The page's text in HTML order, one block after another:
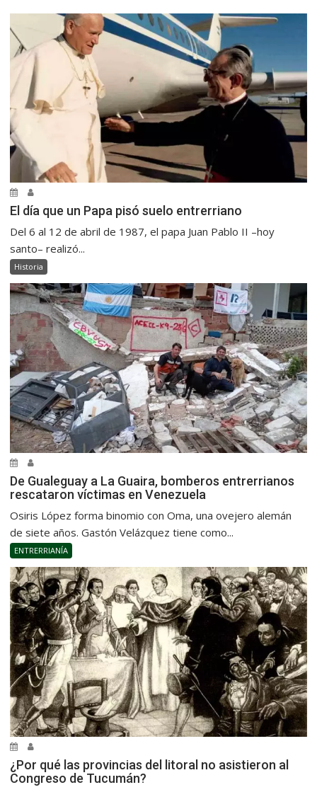
El día que un Papa pisó suelo entrerriano
Del 6 al 12 de abril de 1987, el papa Juan Pablo II –hoy
santo– realizó...
Historia
De Gualeguay a La Guaira, bomberos entrerrianos
rescataron víctimas en Venezuela
Osiris López forma binomio con Oma, una ovejero alemán
de siete años. Gastón Velázquez tiene como...
ENTRERRIANÍA
¿Por qué las provincias del litoral no asistieron al
Congreso de Tucumán?